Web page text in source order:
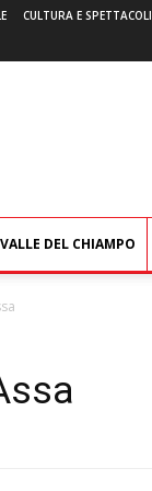
CULTURA E SPETTACOLI
VALLE DEL CHIAMPO